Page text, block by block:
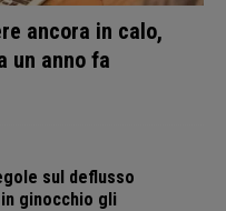
ancora in calo,
un anno fa
sul deflusso
ginocchio gli